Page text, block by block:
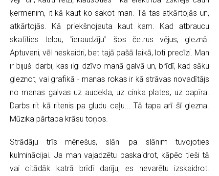
ķermenim, it kā kaut ko sakot man. Tā tas atkārtojās un,
atkārtojās. Kā priekšnojauta kaut kam. Kad atbraucu
skatīties telpu, "ieraudzīju" šos četrus vējus, gleznā.
Aptuveni, vēl neskaidri, bet tajā pašā laikā, loti precīzi. Man
ir bijuši darbi, kas ilgi dzīvo manā galvā un, brīdī, kad sāku
gleznot, vai grafikā - manas rokas ir kā strāvas novadītājs
no manas galvas uz audekla, uz cinka plates, uz papīra.
Darbs rit kā ritenis pa gludu ceļu... Tā tapa arī šī glezna.
Mūzika pārtapa krāsu toņos.
Strādāju trīs mēnešus, slāni pa slānim tuvojoties
kulminācijai. Ja man vajadzētu paskaidrot, kāpēc tieši tā
vai citādāk katrā brīdī darīju, es nevarētu izskaidrot.